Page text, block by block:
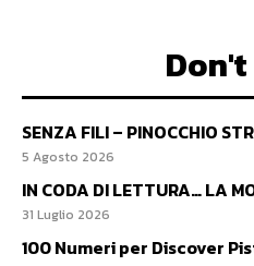
SENZA FILI – PINOCCHIO
5 Agosto 2026
IN CODA DI LETTURA… LA
31 Luglio 2026
100 Numeri per Discover